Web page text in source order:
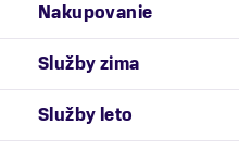
Nakupovanie
Služby zima
Služby leto